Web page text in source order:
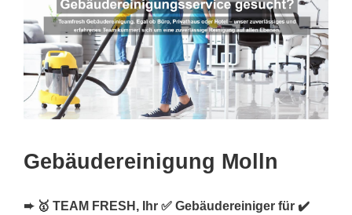
Gebäudereinigung Molln
➨ 🥇 TEAM FRESH, Ihr ✅ Gebäudereiniger für ✔️